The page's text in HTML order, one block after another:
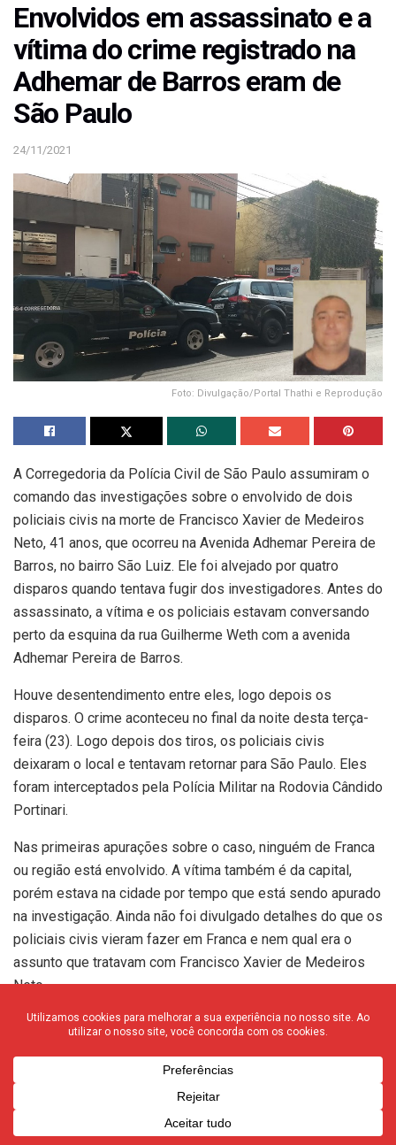
Envolvidos em assassinato e a
vítima do crime registrado na
Adhemar de Barros eram de
São Paulo
24/11/2021
Foto: Divulgação/Portal Thathi e Reprodução
A Corregedoria da Polícia Civil de São Paulo assumiram o
comando das investigações sobre o envolvido de dois
policiais civis na morte de Francisco Xavier de Medeiros
Neto, 41 anos, que ocorreu na Avenida Adhemar Pereira de
Barros, no bairro São Luiz. Ele foi alvejado por quatro
disparos quando tentava fugir dos investigadores. Antes do
assassinato, a vítima e os policiais estavam conversando
perto da esquina da rua Guilherme Weth com a avenida
Adhemar Pereira de Barros.
Houve desentendimento entre eles, logo depois os
disparos. O crime aconteceu no final da noite desta terça-
feira (23). Logo depois dos tiros, os policiais civis
deixaram o local e tentavam retornar para São Paulo. Eles
foram interceptados pela Polícia Militar na Rodovia Cândido
Portinari.
Nas primeiras apurações sobre o caso, ninguém de Franca
ou região está envolvido. A vítima também é da capital,
porém estava na cidade por tempo que está sendo apurado
na investigação. Ainda não foi divulgado detalhes do que os
policiais civis vieram fazer em Franca e nem qual era o
assunto que tratavam com Francisco Xavier de Medeiros
Neto.
Como a investigação está sendo feita pela Corregedoria,
Ribeirão Preto. Após a conclusão do inquérito, a denúncia
será oferecida na Justiça Estadual em Franca.
Caso haja necessidade de apuração de outras pessoas, a